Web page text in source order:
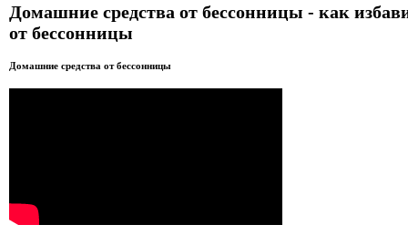
Домашние средства от бессонницы - как
от бессонницы
Домашние средства от бессонницы